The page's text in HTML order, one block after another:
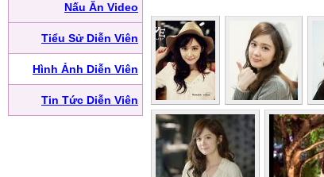
Nấu Ăn Video
Tiểu Sử Diễn Viên
Hình Ảnh Diễn Viên
Tin Tức Diễn Viên